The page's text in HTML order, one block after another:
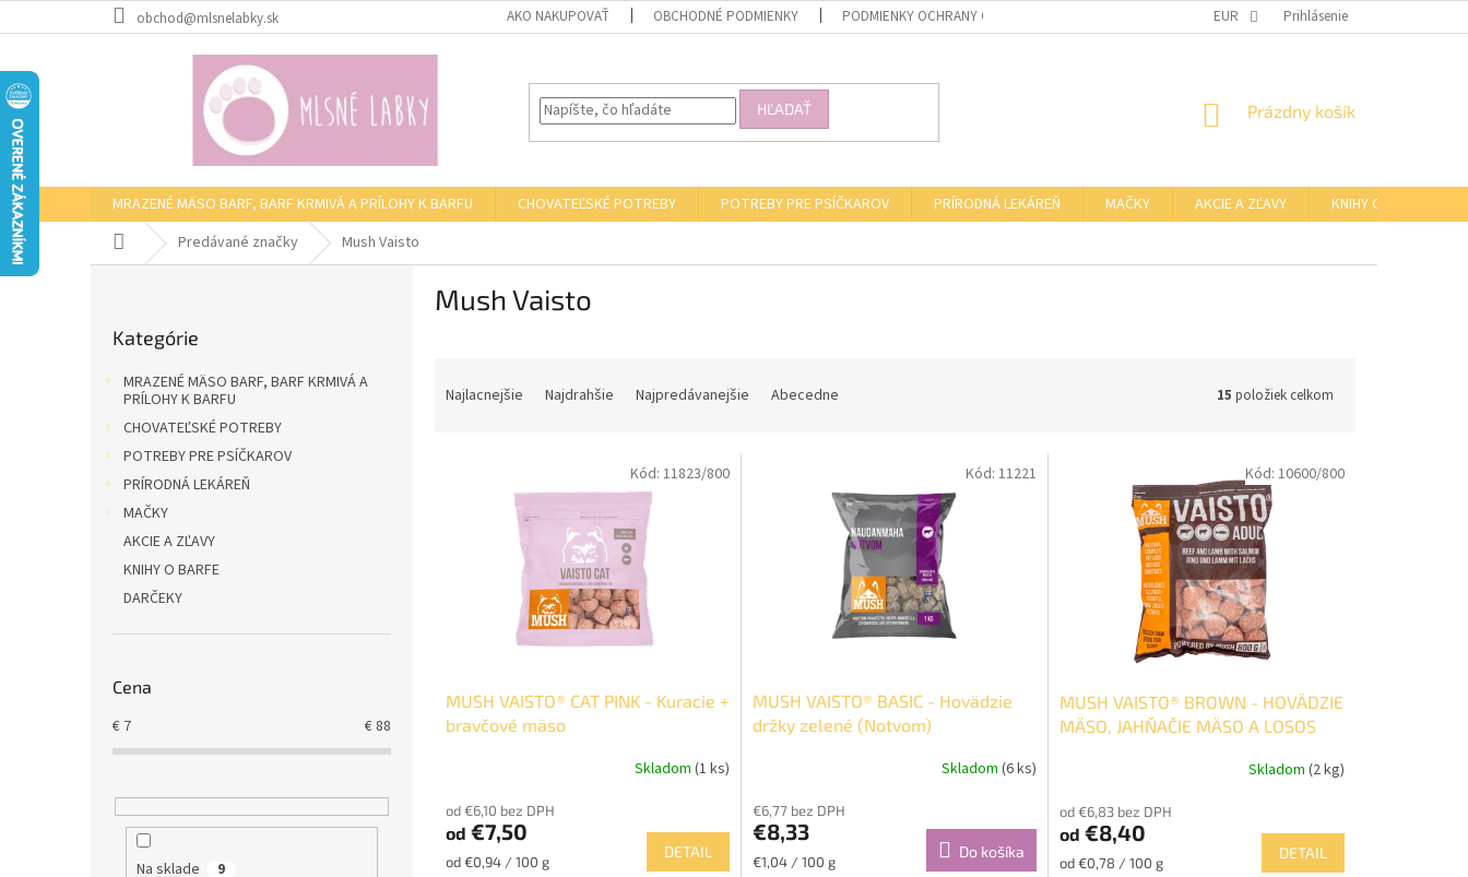
na
obchod@mlsnelabky.sk AKO NAKUPOVAŤ OBCHODNÉ PODMIENKY PODMIENKY OCHRANY OSOBNÝCH ÚDAJOV OTVÁRACIE HODINY KAMENNEJ PREDAJNE
EUR Prihlásenie
HĽADAŤ
NÁKUPNÝ
Prázdny košík
MRAZENÉ MÄSO BARF, BARF KRMIVÁ A PRÍLOHY K BARFU CHOVATEĽSKÉ POTREBY POTREBY PRE PSÍČKAROV PRÍRODNÁ LEKÁREŇ MAČKY AKCIE A ZĽAVY
KNIHY O BARFE
DomovPredávané značky Mush Vaisto
kategórie
Kategórie
MRAZENÉ MÄSO BARF, BARF KRMIVÁ A
PRÍLOHY K BARFU
CHOVATEĽSKÉ POTREBY
POTREBY PRE PSÍČKAROV
PRÍRODNÁ LEKÁREŇ
MAČKY
AKCIE A ZĽAVY
KNIHY O BARFE
DARČEKY
Cena
€ 7 €88
Na sklade 9
Mush Vaisto
Najlacnejšie Najdrahšie Najpredávanejšie Abecedne 15 položiek celkom
MUSH VAISTO® CAT PINK - Kuracie +
bravčové mäso
Skladom (1 ks)
od €6,10 bez DPH
od €7,50
Jednotková
od €0,94 / 100 g
DETAIL
Kód: 11823/800
MUSH VAISTO® BASIC - Hovädzie
držky zelené (Notvom)
Skladom (6 ks)
€6,77 bez DPH
€8,33
Jednotková
€1,04 / 100 g
Do košíka
Kód: 11221
MUSH VAISTO® BROWN - HOVÄDZIE
MÄSO, JAHŇAČIE MÄSO A LOSOS
Skladom (2 kg)
od €6,83 bez DPH
od €8,40
Jednotková
od €0,78 / 100 g
DETAIL
Kód: 10600/800